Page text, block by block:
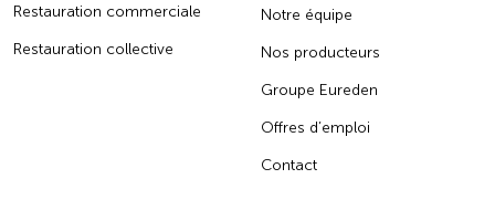
Restauration commerciale
Restauration collective
Notre équipe
Nos producteurs
Groupe Eureden
Offres d’emploi
Contact